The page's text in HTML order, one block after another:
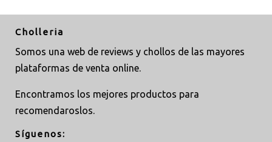
Cholleria
Somos una web de reviews y chollos de las mayores
plataformas de venta online.
Encontramos los mejores productos para
recomendaroslos.
Síguenos: